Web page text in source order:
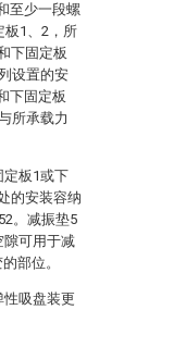
至少一段螺
板1、2，所
下固定板
设置的安
下固定板
所承载力
定板1或下
的安装容纳
。减振垫5
隙可用于减
部位。
吸盘装更